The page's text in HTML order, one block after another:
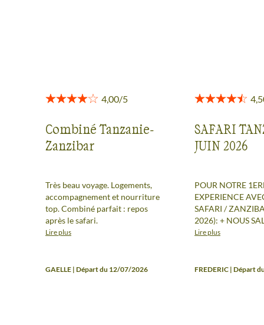
Combiné Tanzanie-
Zanzibar
Très beau voyage. Logements,
accompagnement et nourriture
top. Combiné parfait : repos
après le safari.
Lire plus
GAELLE | Départ du 12/07/2026
SAFARI
JUIN 2026
POUR NOTRE
EXPERIENCE
SAFARI / ZANZIBAR
2026): + NOUS SALUONS LA
GRANDE
QUI NOUS A
Lire plus
FREDERIC | Départ